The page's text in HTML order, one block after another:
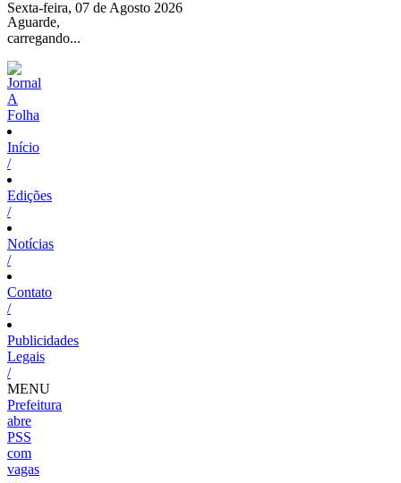
Aguarde,
carregando...
Sexta-feira, 07 de Agosto 2026
Início
/
Edições
/
Notícias
/
Contato
/
Publicidades
Legais
/
MENU
Prefeitura
abre
PSS
com
vagas